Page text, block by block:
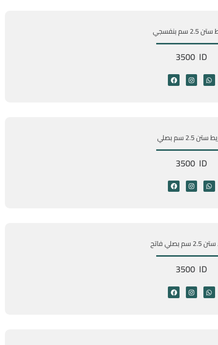
سم بنفسجي
3500 ID
2.5 سم بصلي
3500 ID
بصلي فاتح
3500 ID